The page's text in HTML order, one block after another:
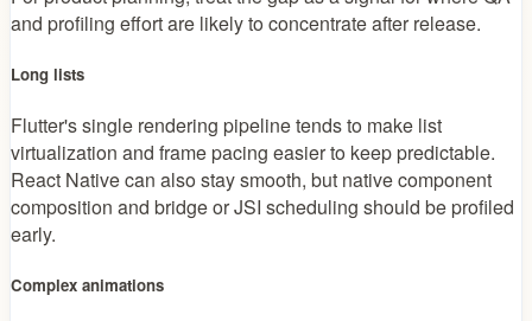
and profiling effort are likely to concentrate after release.
Long lists
Flutter's single rendering pipeline tends to make list
virtualization and frame pacing easier to keep predictable.
React Native can also stay smooth, but native component
composition and bridge or JSI scheduling should be profiled
early.
Complex animations